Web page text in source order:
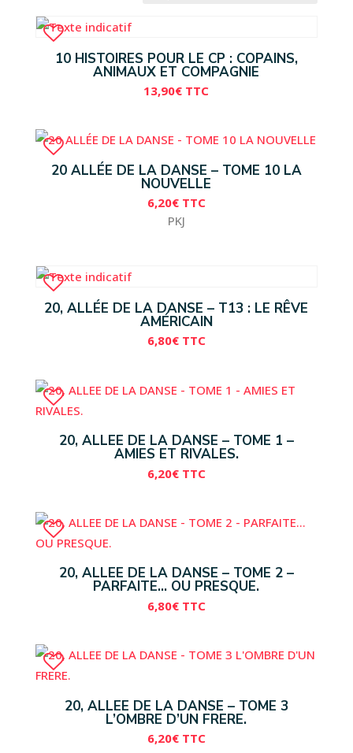
10 HISTOIRES POUR LE CP : COPAINS,
ANIMAUX ET COMPAGNIE
13,90€ TTC
20 ALLÉE DE LA DANSE – TOME 10 LA
NOUVELLE
6,20€ TTC
PKJ
20, ALLÉE DE LA DANSE – T13 : LE RÊVE
AMÉRICAIN
6,80€ TTC
20, ALLEE DE LA DANSE – TOME 1 –
AMIES ET RIVALES.
6,20€ TTC
20, ALLEE DE LA DANSE – TOME 2 –
PARFAITE… OU PRESQUE.
6,80€ TTC
20, ALLEE DE LA DANSE – TOME 3
L’OMBRE D’UN FRERE.
6,20€ TTC